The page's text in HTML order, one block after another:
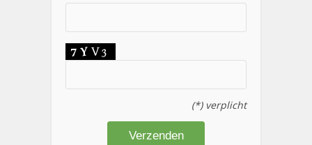
(*) verplicht